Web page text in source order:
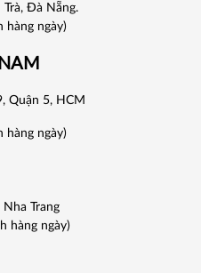
Trà, Đà Nẵng.
hàng ngày)
Quận 5, HCM
hàng ngày)
Trang
hàng ngày)